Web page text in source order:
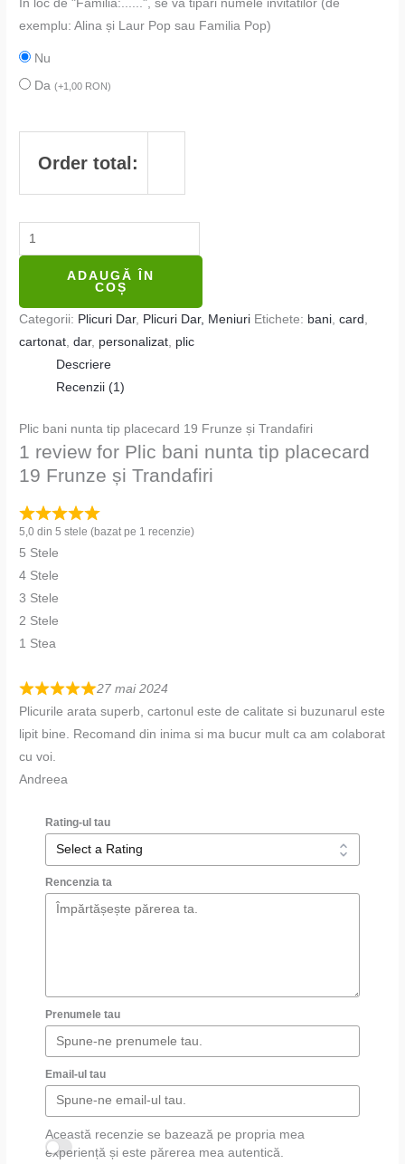
In loc de "Familia:......", se va tipări numele invitatilor (de
exemplu: Alina și Laur Pop sau Familia Pop)
Nu
Da(+1,00 RON)
Order total:
ADAUGĂ ÎN
COȘ
Categorii: Plicuri Dar, Plicuri Dar, Meniuri Etichete: bani,card ,
cartonat,dar, personalizat, plic
Descriere
Recenzii (1)
Plic bani nunta tip placecard 19 Frunze și Trandafiri
1 review for Plic bani nunta tip placecard
19 Frunze și Trandafiri
5,0 din 5 stele (bazat pe 1 recenzie)
5 Stele
4 Stele
3 Stele
2 Stele
1 Stea
27 mai 2024
Plicurile arata superb, cartonul este de calitate si buzunarul este
lipit bine. Recomand din inima si ma bucur mult ca am colaborat
cu voi.
Andreea
Rating-ul tau
Rencenzia ta
Prenumele tau
Email-ul tau
Această recenzie se bazează pe propria mea
experiență și este părerea mea autentică.